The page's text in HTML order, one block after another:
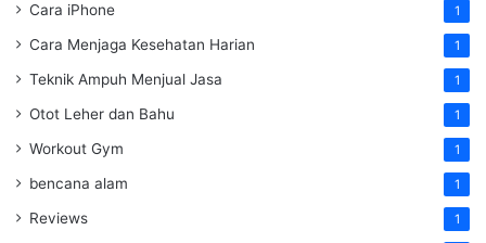
Cara iPhone 1
Cara Menjaga Kesehatan Harian 1
Teknik Ampuh Menjual Jasa 1
Otot Leher dan Bahu 1
Workout Gym 1
bencana alam 1
Reviews 1